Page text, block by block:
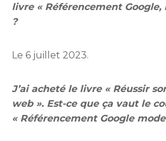
livre « Référencement Google,
?
Le 6 juillet 2023.
J’ai acheté le livre « Réussir
web ». Est-ce que ça vaut le
« Référencement Google